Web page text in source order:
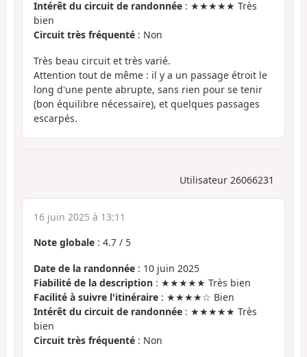
Intérêt du circuit de randonnée : ★★★★★ Très
bien
Circuit très fréquenté : Non
Très beau circuit et très varié.
Attention tout de même : il y a un passage étroit le
long d'une pente abrupte, sans rien pour se tenir
(bon équilibre nécessaire), et quelques passages
escarpés.
Utilisateur 26066231
16 juin 2025 à 13:11
Note globale : 4.7 / 5
Date de la randonnée : 10 juin 2025
Fiabilité de la description : ★★★★★ Très bien
Facilité à suivre l'itinéraire : ★★★★☆ Bien
Intérêt du circuit de randonnée : ★★★★★ Très
bien
Circuit très fréquenté : Non